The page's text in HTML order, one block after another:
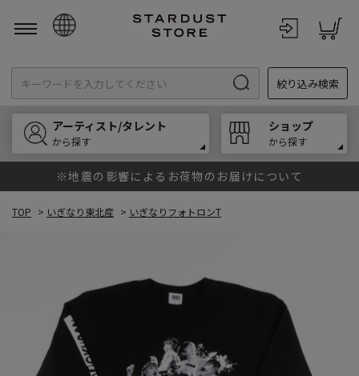
English
한국어
中文
絞り込み検索
アーティスト/タレント
から探す
ショップ
から探す
※地震の影響によるお荷物のお届けについて
TOP > いぎなり東北産 > いぎなりフォトロンT